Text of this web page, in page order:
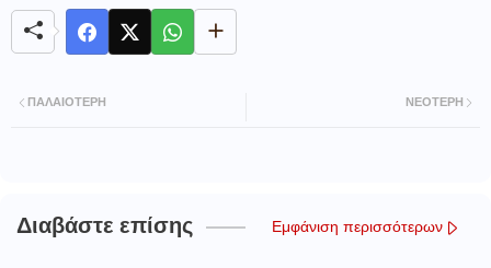
ΝΕΌΤΕΡΗ
ΠΑΛΑΙΌΤΕΡΗ
Διαβάστε επίσης Εμφάνιση περισσότερων